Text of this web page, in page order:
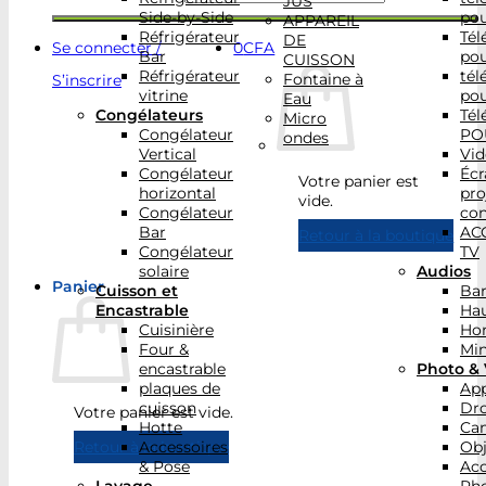
Se connecter /
S’inscrire
0CFA
Votre panier est
vide.
Retour à la boutique
Panier
Votre panier est vide.
Retour à la boutique
Side-by-Side
Réfrigérateur
Bar
Réfrigérateur
vitrine
Congélateurs
Congélateur
Vertical
Congélateur
horizontal
Congélateur
Bar
Congélateur
solaire
Cuisson et
Encastrable
Cuisinière
Four &
encastrable
plaques de
cuisson
Hotte
Accessoires
& Pose
APPAREIL
DE
CUISSON
Fontaine à
Eau
Micro
ondes
TV
Audios
Photo &